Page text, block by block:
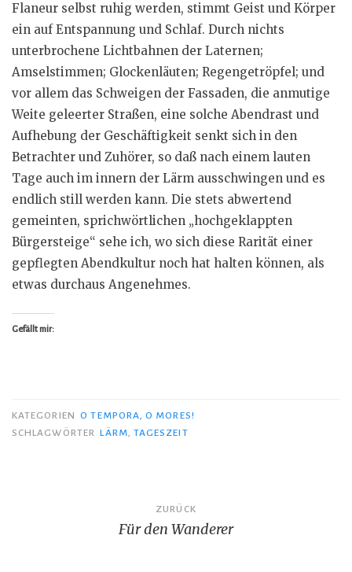
Flaneur selbst ruhig werden, stimmt Geist und Körper
ein auf Entspannung und Schlaf. Durch nichts
unterbrochene Lichtbahnen der Laternen;
Amselstimmen; Glockenläuten; Regengetröpfel; und
vor allem das Schweigen der Fassaden, die anmutige
Weite geleerter Straßen, eine solche Abendrast und
Aufhebung der Geschäftigkeit senkt sich in den
Betrachter und Zuhörer, so daß nach einem lauten
Tage auch im innern der Lärm ausschwingen und es
endlich still werden kann. Die stets abwertend
gemeinten, sprichwörtlichen „hochgeklappten
Bürgersteige“ sehe ich, wo sich diese Rarität einer
gepflegten Abendkultur noch hat halten können, als
etwas durchaus Angenehmes.
Gefällt mir:
KATEGORIEN O TEMPORA, O MORES!
SCHLAGWÖRTER
LÄRM TAGESZEIT
Beitragsnavigation
ZURÜCK
Für den Wanderer